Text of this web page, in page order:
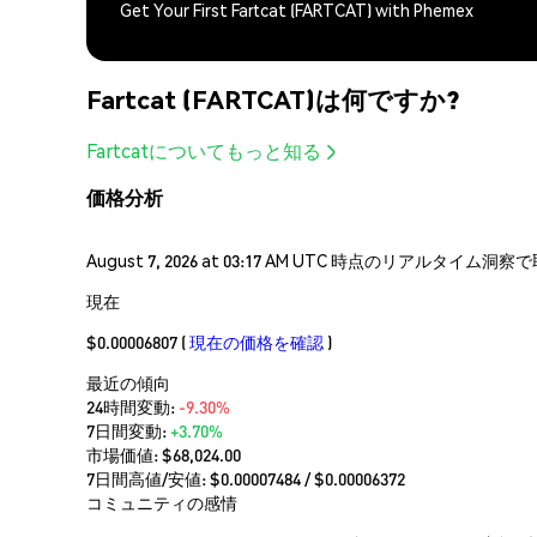
Get Your First Fartcat (FARTCAT) with Phemex
Fartcat (FARTCAT)は何ですか?
Fartcatについてもっと知る
価格分析
August 7, 2026 at 03:17 AM UTC 時点のリアルタイム洞察
現在
$0.00006807 (現在の価格を確認 )
最近の傾向
24時間変動: -9.30%
7日間変動:+3.70%
市場価値:$68,024.00
7日間高値/安値: $0.00007484/ $0.00006372
コミュニティの感情